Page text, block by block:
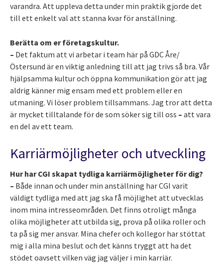
varandra. Att uppleva detta under min praktik gjorde det
till ett enkelt val att stanna kvar för anställning.
Berätta om er företagskultur.
– Det faktum att vi arbetar i team här på GDC Åre/
Östersund är en viktig anledning till att jag trivs så bra. Vår
hjälpsamma kultur och öppna kommunikation gör att jag
aldrig känner mig ensam med ett problem eller en
utmaning. Vi löser problem tillsammans. Jag tror att detta
är mycket tilltalande för de som söker sig till oss – att vara
en del av ett team.
Karriärmöjligheter och utveckling
Hur har CGI skapat tydliga karriärmöjligheter för dig?
– Både innan och under min anställning har CGI varit
väldigt tydliga med att jag ska få möjlighet att utvecklas
inom mina intresseområden. Det finns otroligt många
olika möjligheter att utbilda sig, prova på olika roller och
ta på sig mer ansvar. Mina chefer och kollegor har stöttat
mig i alla mina beslut och det känns tryggt att ha det
stödet oavsett vilken väg jag väljer i min karriär.